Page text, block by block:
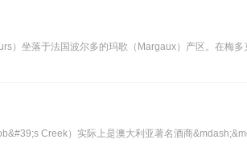
）坐落于法国波尔多的玛歌（Margaux）产区。在梅
Creek）实际上是澳大利亚著名酒商